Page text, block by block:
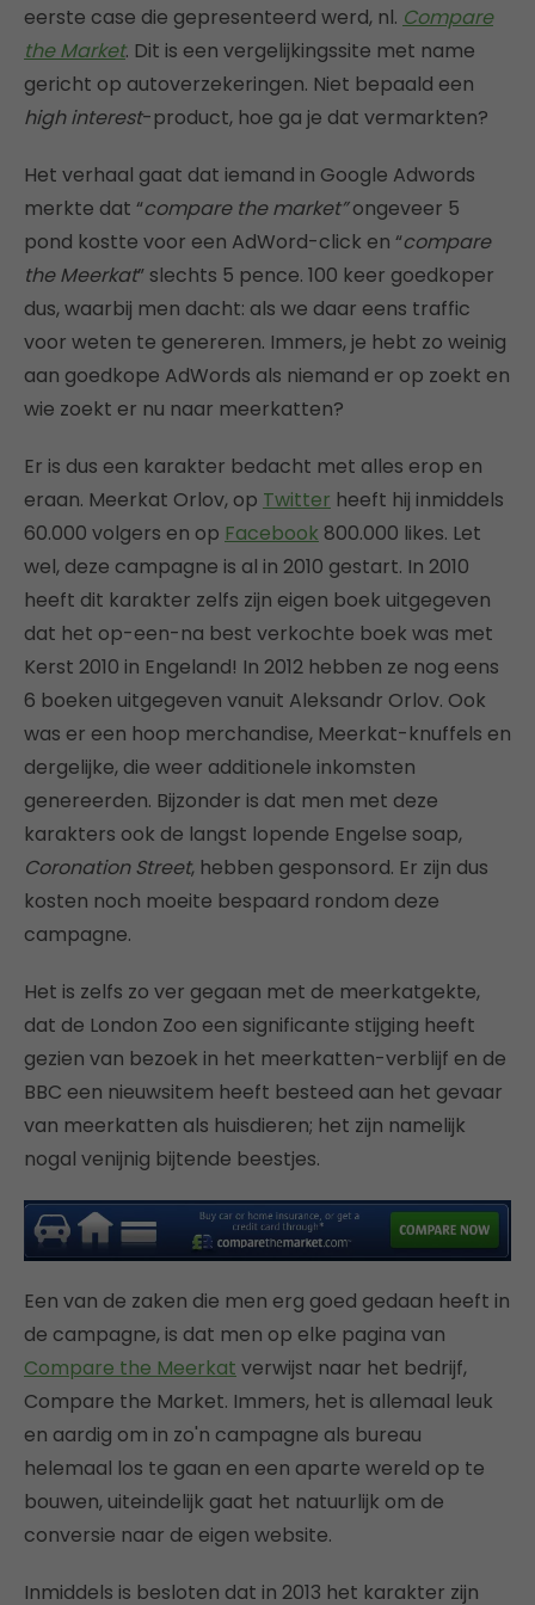
eerste case die gepresenteerd werd, nl. Compare
the Market. Dit is een vergelijkingssite met name
gericht op autoverzekeringen. Niet bepaald een
high interest-product, hoe ga je dat vermarkten?
Het verhaal gaat dat iemand in Google Adwords
merkte dat “compare the market”ongeveer 5
pond kostte voor een AdWord-click en “compare
the Meerkat” slechts 5 pence. 100 keer goedkoper
dus, waarbij men dacht: als we daar eens traffic
voor weten te genereren. Immers, je hebt zo weinig
aan goedkope AdWords als niemand er op zoekt en
wie zoekt er nu naar meerkatten?
Er is dus een karakter bedacht met alles erop en
eraan. Meerkat Orlov, op Twitter heeft hij inmiddels
60.000 volgers en op Facebook 800.000 likes. Let
wel, deze campagne is al in 2010 gestart. In 2010
heeft dit karakter zelfs zijn eigen boek uitgegeven
dat het op-een-na best verkochte boek was met
Kerst 2010 in Engeland! In 2012 hebben ze nog eens
6 boeken uitgegeven vanuit Aleksandr Orlov. Ook
was er een hoop merchandise, Meerkat-knuffels en
dergelijke, die weer additionele inkomsten
genereerden. Bijzonder is dat men met deze
karakters ook de langst lopende Engelse soap,
Coronation Street, hebben gesponsord. Er zijn dus
kosten noch moeite bespaard rondom deze
campagne.
Het is zelfs zo ver gegaan met de meerkatgekte,
dat de London Zoo een significante stijging heeft
gezien van bezoek in het meerkatten-verblijf en de
BBC een nieuwsitem heeft besteed aan het gevaar
van meerkatten als huisdieren; het zijn namelijk
nogal venijnig bijtende beestjes.
Een van de zaken die men erg goed gedaan heeft in
de campagne, is dat men op elke pagina van
Compare the Meerkat verwijst naar het bedrijf,
Compare the Market. Immers, het is allemaal leuk
en aardig om in zo'n campagne als bureau
helemaal los te gaan en een aparte wereld op te
bouwen, uiteindelijk gaat het natuurlijk om de
conversie naar de eigen website.
Inmiddels is besloten dat in 2013 het karakter zijn